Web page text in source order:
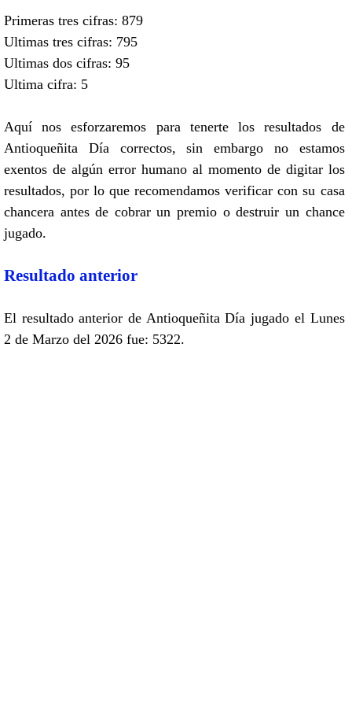
Primeras tres cifras: 879
Ultimas tres cifras: 795
Ultimas dos cifras: 95
Ultima cifra: 5
Aquí nos esforzaremos para tenerte los resultados de
Antioqueñita Día correctos, sin embargo no estamos
exentos de algún error humano al momento de digitar los
resultados, por lo que recomendamos verificar con su casa
chancera antes de cobrar un premio o destruir un chance
jugado.
Resultado anterior
El resultado anterior de Antioqueñita Día jugado el Lunes
2 de Marzo del 2026 fue: 5322.